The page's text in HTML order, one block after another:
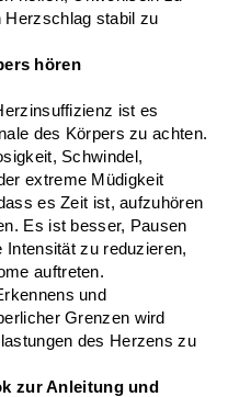
Herzschlag stabil zu
hören
ist es
des Körpers zu achten.
Schwindel,
extreme Müdigkeit
es Zeit ist, aufzuhören
Es ist besser, Pausen
Intensität zu reduzieren,
auftreten.
und
Grenzen wird
des Herzens zu
zur Anleitung und